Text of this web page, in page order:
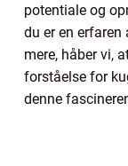
potentiale og
du er en
mere, håber vi,
forståelse for
denne